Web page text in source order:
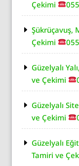
Çekimi
Şükrüçavuş,
Çekimi
Güzelyalı
ve Çekimi
Güzelyalı
ve Çekimi
Güzelyalı
Tamiri ve